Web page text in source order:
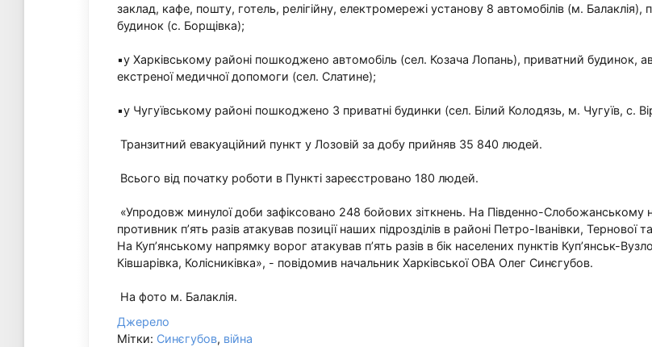
заклад, кафе, пошту, готель, релігійну, електромережі установу 8 автомобілів (м. Балаклія),
будинок (с. Борщівка);
▪️у Харківському районі пошкоджено автомобіль (сел. Козача Лопань), приватний будинок,
екстреної медичної допомоги (сел. Слатине);
▪️у Чугуївському районі пошкоджено 3 приватні будинки (сел. Білий Колодязь, м. Чугуїв, с.
Транзитний евакуаційний пункт у Лозовій за добу прийняв 35 840 людей.
Всього від початку роботи в Пункті зареєстровано 180 людей.
«Упродовж минулої доби зафіксовано 248 бойових зіткнень. На Південно-Слобожанському
противник п’ять разів атакував позиції наших підрозділів в районі Петро-Іванівки, Тернової
На Куп’янському напрямку ворог атакував п’ять разів в бік населених пунктів Куп’янськ-
Ківшарівка, Колісниківка», - повідомив начальник Харківської ОВА Олег Синєгубов.
На фото м. Балаклія.
Джерело
Мітки: Синєгубов, війна